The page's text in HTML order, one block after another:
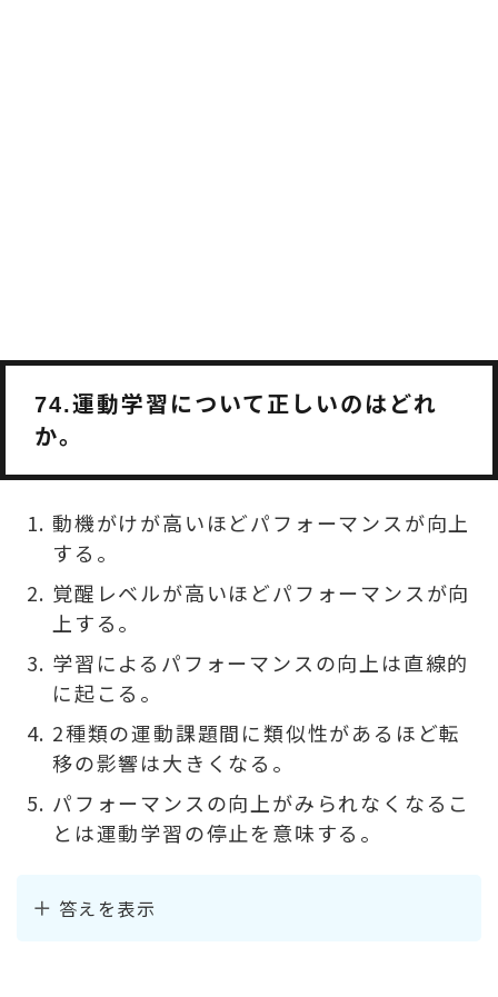
74.運動学習について正しいのはどれ
か。
動機がけが高いほどパフォーマンスが向上
する。
覚醒レベルが高いほどパフォーマンスが向
上する。
学習によるパフォーマンスの向上は直線的
に起こる。
2種類の運動課題間に類似性があるほど転
移の影響は大きくなる。
パフォーマンスの向上がみられなくなるこ
とは運動学習の停止を意味する。
答えを表示